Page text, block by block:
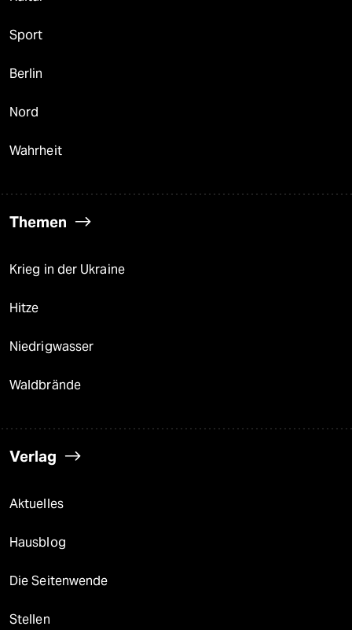
Sport
Berlin
Nord
Wahrheit
Themen
Krieg in der Ukraine
Hitze
Niedrigwasser
Waldbrände
Verlag
Aktuelles
Hausblog
Die Seitenwende
Stellen